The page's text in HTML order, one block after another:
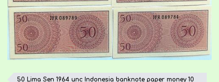
50 Lima Sen 1964 unc Indonesia banknote paper money 10